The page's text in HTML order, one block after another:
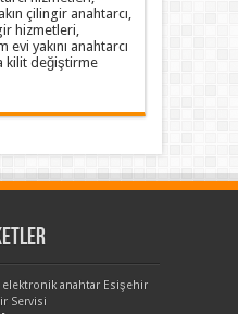
çilingir anahtarcı,
hizmetleri,
evi yakını anahtarcı
kilit değiştirme
elektronik anahtar Esişehir
Servisi